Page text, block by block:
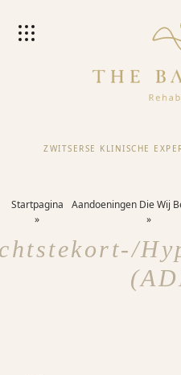
ZWITSERSE KLINISCHE
Startpagina Aandoeningen Die Wij